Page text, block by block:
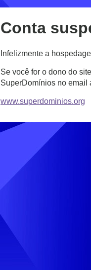
Conta
Infelizmente a
Se você for o dono do
SuperDomínios no email
www.superdominios.org